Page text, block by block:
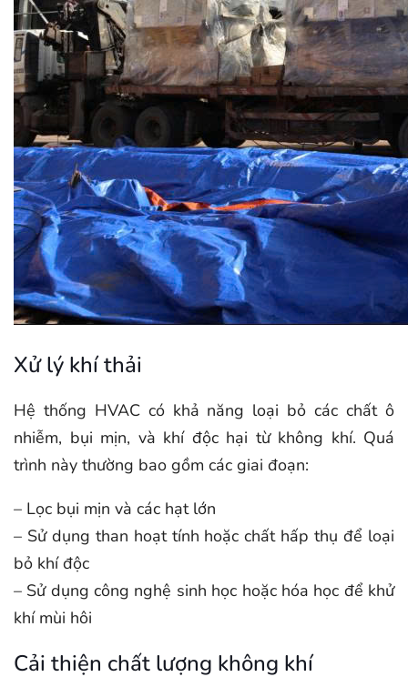
Xử lý khí thải
Hệ thống HVAC có khả năng loại bỏ các chất ô
nhiễm, bụi mịn, và khí độc hại từ không khí. Quá
trình này thường bao gồm các giai đoạn:
– Lọc bụi mịn và các hạt lớn
– Sử dụng than hoạt tính hoặc chất hấp thụ để loại
bỏ khí độc
– Sử dụng công nghệ sinh học hoặc hóa học để khử
khí mùi hôi
Cải thiện chất lượng không khí